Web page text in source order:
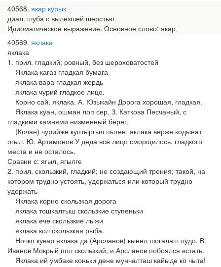
40568 якар кӱрык
диал. шуба с вылезшей шерстью
Идиоматическое выражение. Основное слово: якар
40569 яклака
яклака
1. прил. гладкий; ровный, без шероховатостей
Яклака кагаз гладкая бумага
яклака вара гладкая жердь
яклака чурий гладкое лицо.
Корно сай, яклака. А. Юзыкайн Дорога хорошая, гладкая.
Яклака кӱан, ошман лоп сер. З. Каткова Песчаный, с
гладкими камнями низменный берег.
(Кочан) чурийже куптыргыл пытен, яклака верже кодынат
огыл. Ю. Артамонов У деда всё лицо сморщилось, гладкого
места и не осталось.
Сравни с: ягыл, ягылге
2. прил. скользкий, гладкий; не создающий трения; такой, на
котором трудно устоять, удержаться или который трудно
удержать
Яклака корно скользкая дорога
яклака тошкалтыш скользкие ступеньки
яклака ече скользкие лыжи
яклака кол скользкая рыба.
Ночко кӱвар яклака да (Арсланов) кынел шогалаш лӱдӧ. В.
Иванов Мокрый пол скользкий, и Арсланов побоялся встать.
Яклака ий ӱмбаке коньки дене мунчалташ кайыде кӧ чыта!